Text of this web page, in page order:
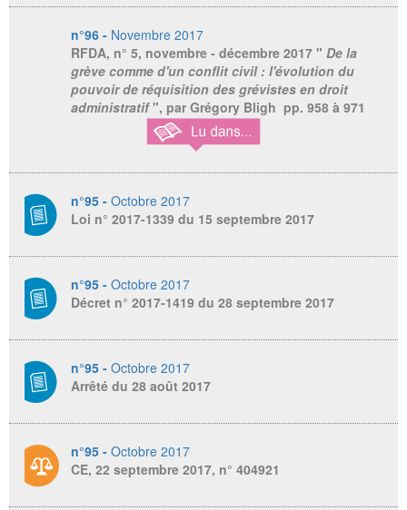
n°96 - Novembre 2017
RFDA, n° 5, novembre - décembre 2017 " De la
grève comme d'un conflit civil : l'évolution du
pouvoir de réquisition des grévistes en droit
administratif", par Grégory Bligh pp. 958 à 971
n°95 - Octobre 2017
Loi n° 2017-1339 du 15 septembre 2017
n°95 - Octobre 2017
Décret n° 2017-1419 du 28 septembre 2017
n°95 - Octobre 2017
Arrêté du 28 août 2017
n°95 - Octobre 2017
CE, 22 septembre 2017, n° 404921